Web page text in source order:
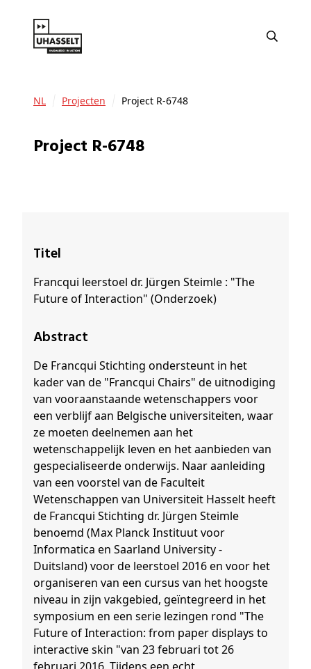
NL Projecten Project R-6748
Project R-6748
Titel
Francqui leerstoel dr. Jürgen Steimle : "The
Future of Interaction" (Onderzoek)
Abstract
De Francqui Stichting ondersteunt in het
kader van de "Francqui Chairs" de uitnodiging
van vooraanstaande wetenschappers voor
een verblijf aan Belgische universiteiten, waar
ze moeten deelnemen aan het
wetenschappelijk leven en het aanbieden van
gespecialiseerde onderwijs. Naar aanleiding
van een voorstel van de Faculteit
Wetenschappen van Universiteit Hasselt heeft
de Francqui Stichting dr. Jürgen Steimle
benoemd (Max Planck Instituut voor
Informatica en Saarland University -
Duitsland) voor de leerstoel 2016 en voor het
organiseren van een cursus van het hoogste
niveau in zijn vakgebied, geïntegreerd in het
symposium en een serie lezingen rond "The
Future of Interaction: from paper displays to
interactive skin "van 23 februari tot 26